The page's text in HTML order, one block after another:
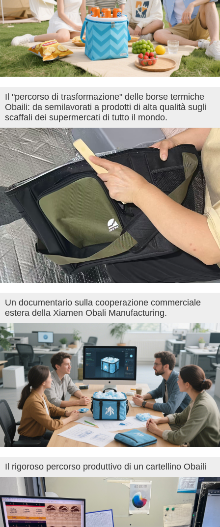
Il "percorso di trasformazione" delle borse termiche
Obaili: da semilavorati a prodotti di alta qualità sugli
scaffali dei supermercati di tutto il mondo.
Un documentario sulla cooperazione commerciale
estera della Xiamen Obali Manufacturing.
Il rigoroso percorso produttivo di un cartellino Obaili